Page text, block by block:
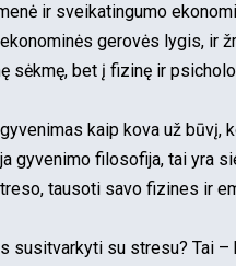
ir sveikatingumo
gerovės lygis, ir
sėkmę, bet į fizinę ir
kaip kova už būvį,
gyvenimo filosofija, tai yra
tausoti savo fizines ir
susitvarkyti su stresu? Tai